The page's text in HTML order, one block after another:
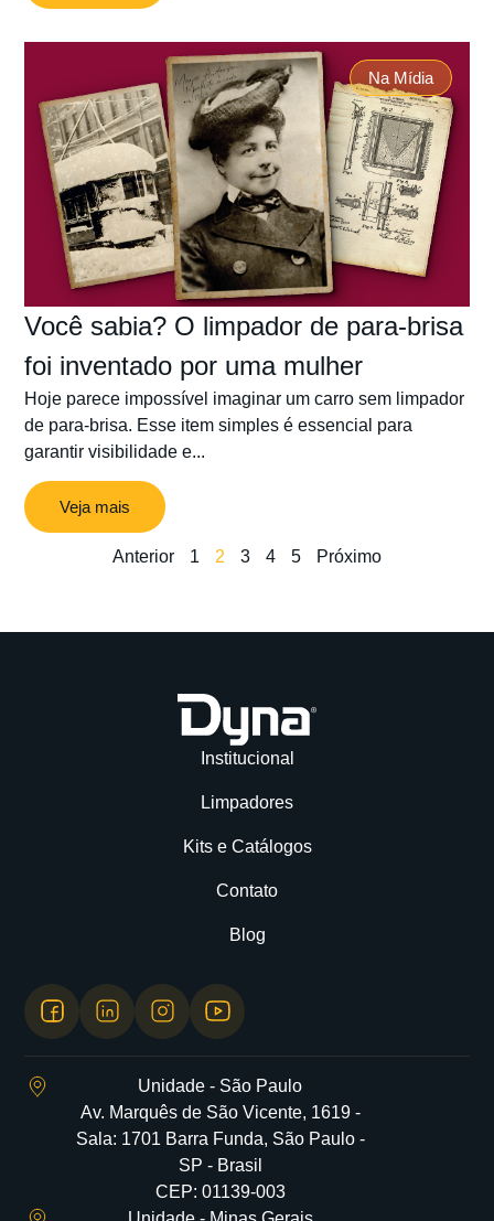
Na Mídia
Você sabia? O limpador de para-brisa
foi inventado por uma mulher
Hoje parece impossível imaginar um carro sem limpador
de para-brisa. Esse item simples é essencial para
garantir visibilidade e...
Veja mais
Anterior 1 2 3 4 5 Próximo
Institucional
Limpadores
Kits e Catálogos
Contato
Blog
Unidade - São Paulo
Av. Marquês de São Vicente, 1619 -
Sala: 1701 Barra Funda, São Paulo -
SP - Brasil
CEP: 01139-003